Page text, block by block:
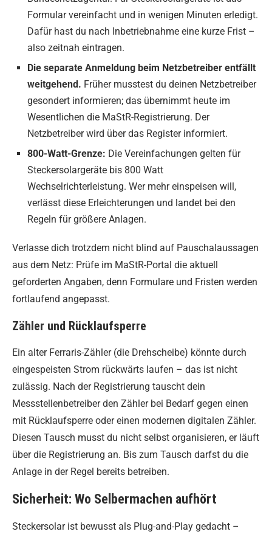
Formular vereinfacht und in wenigen Minuten erledigt.
Dafür hast du nach Inbetriebnahme eine kurze Frist –
also zeitnah eintragen.
Die separate Anmeldung beim Netzbetreiber entfällt
weitgehend. Früher musstest du deinen Netzbetreiber
gesondert informieren; das übernimmt heute im
Wesentlichen die MaStR-Registrierung. Der
Netzbetreiber wird über das Register informiert.
800-Watt-Grenze: Die Vereinfachungen gelten für
Steckersolargeräte bis 800 Watt
Wechselrichterleistung. Wer mehr einspeisen will,
verlässt diese Erleichterungen und landet bei den
Regeln für größere Anlagen.
Verlasse dich trotzdem nicht blind auf Pauschalaussagen
aus dem Netz: Prüfe im MaStR-Portal die aktuell
geforderten Angaben, denn Formulare und Fristen werden
fortlaufend angepasst.
Zähler und Rücklaufsperre
Ein alter Ferraris-Zähler (die Drehscheibe) könnte durch
eingespeisten Strom rückwärts laufen – das ist nicht
zulässig. Nach der Registrierung tauscht dein
Messstellenbetreiber den Zähler bei Bedarf gegen einen
mit Rücklaufsperre oder einen modernen digitalen Zähler.
Diesen Tausch musst du nicht selbst organisieren, er läuft
über die Registrierung an. Bis zum Tausch darfst du die
Anlage in der Regel bereits betreiben.
Sicherheit: Wo Selbermachen aufhört
Steckersolar ist bewusst als Plug-and-Play gedacht –